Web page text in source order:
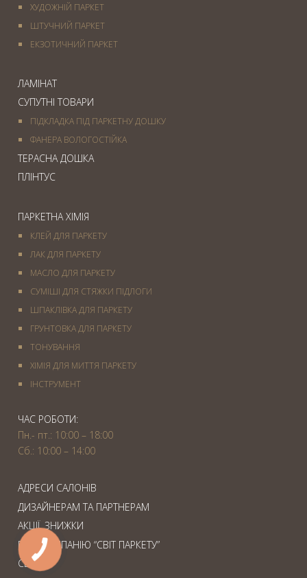
ХУДОЖНІЙ ПАРКЕТ
ШТУЧНИЙ ПАРКЕТ
ЕКЗОТИЧНИЙ ПАРКЕТ
ЛАМІНАТ
СУПУТНІ ТОВАРИ
ПІДКЛАДКА ПІД ПАРКЕТНУ ДОШКУ
ФАНЕРА ВОЛОГОСТІЙКА
ТЕРАСНА ДОШКА
ПЛІНТУС
ПАРКЕТНА ХІМІЯ
КЛЕЙ ДЛЯ ПАРКЕТУ
ЛАК ДЛЯ ПАРКЕТУ
МАСЛО ДЛЯ ПАРКЕТУ
СУМІШІ ДЛЯ СТЯЖКИ ПІДЛОГИ
ШПАКЛІВКА ДЛЯ ПАРКЕТУ
ГРУНТОВКА ДЛЯ ПАРКЕТУ
ТОНУВАННЯ
ХІМІЯ ДЛЯ МИТТЯ ПАРКЕТУ
IНСТРУМЕНТ
ЧАС РОБОТИ:
Пн.- пт.: 10:00 – 18:00
Сб.: 10:00 – 14:00
АДРЕСИ САЛОНІВ
ДИЗАЙНЕРАМ ТА ПАРТНЕРАМ
АКЦІЇ. ЗНИЖКИ
ПРО КОМПАНІЮ “СВІТ ПАРКЕТУ”
СЕРВІС